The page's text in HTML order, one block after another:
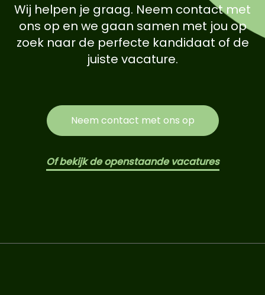
Wij helpen je graag. Neem contact met
ons op en we gaan samen met jou op
zoek naar de perfecte kandidaat of de
juiste vacature.
Neem contact met ons op
Of bekijk de openstaande vacatures